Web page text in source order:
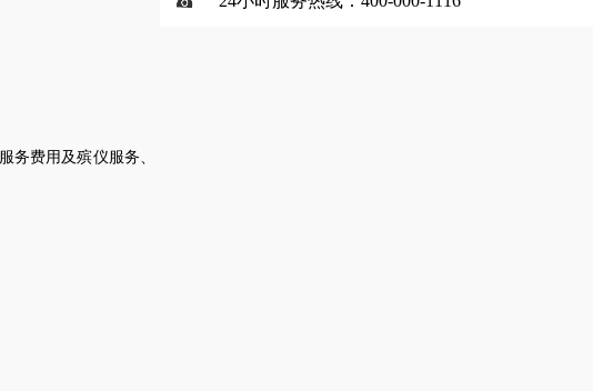
务费用及殡仪服务、